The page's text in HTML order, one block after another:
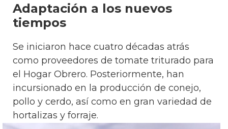
Adaptación a los nuevos
tiempos
Se iniciaron hace cuatro décadas atrás
como proveedores de tomate triturado para
el Hogar Obrero. Posteriormente, han
incursionado en la producción de conejo,
pollo y cerdo, así como en gran variedad de
hortalizas y forraje.